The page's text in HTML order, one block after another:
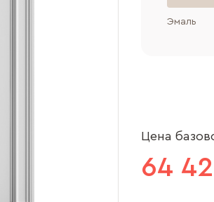
Эмаль
Цена
64